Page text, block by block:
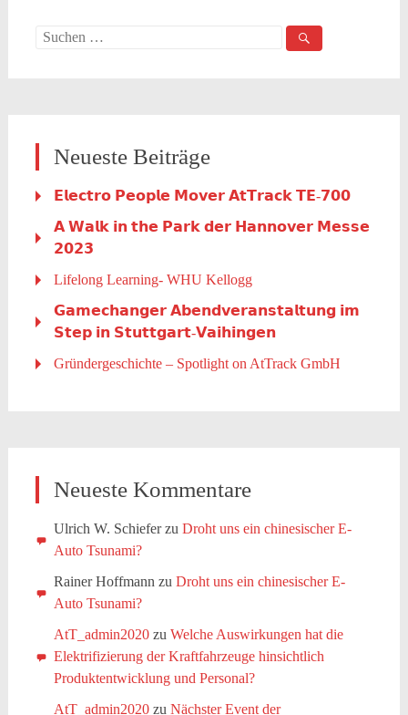
Suche
Neueste Beiträge
𝗘𝗹𝗲𝗰𝘁𝗿𝗼 𝗣𝗲𝗼𝗽𝗹𝗲 𝗠𝗼𝘃𝗲𝗿 𝗔𝘁𝗧𝗿𝗮𝗰𝗸 𝗧𝗘-𝟳𝟬𝟬
𝗔 𝗪𝗮𝗹𝗸 𝗶𝗻 𝘁𝗵𝗲 𝗣𝗮𝗿𝗸 𝗱𝗲𝗿 𝗛𝗮𝗻𝗻𝗼𝘃𝗲𝗿 𝗠𝗲𝘀𝘀𝗲
𝟮𝟬𝟮𝟯
Lifelong Learning- WHU Kellogg
𝗚𝗮𝗺𝗲𝗰𝗵𝗮𝗻𝗴𝗲𝗿 𝗔𝗯𝗲𝗻𝗱𝘃𝗲𝗿𝗮𝗻𝘀𝘁𝗮𝗹𝘁𝘂𝗻𝗴 𝗶𝗺
𝗦𝘁𝗲𝗽 𝗶𝗻 𝗦𝘁𝘂𝘁𝘁𝗴𝗮𝗿𝘁-𝗩𝗮𝗶𝗵𝗶𝗻𝗴𝗲𝗻
Gründergeschichte – Spotlight on AtTrack GmbH
Neueste Kommentare
Ulrich W. Schieferzu Droht uns ein chinesischer E-
Auto Tsunami?
Rainer Hoffmann zu Droht uns ein chinesischer E-
Auto Tsunami?
AtT_admin2020zu Welche Auswirkungen hat die
Elektrifizierung der Kraftfahrzeuge hinsichtlich
Produktentwicklung und Personal?
AtT_admin2020zu Nächster Event der